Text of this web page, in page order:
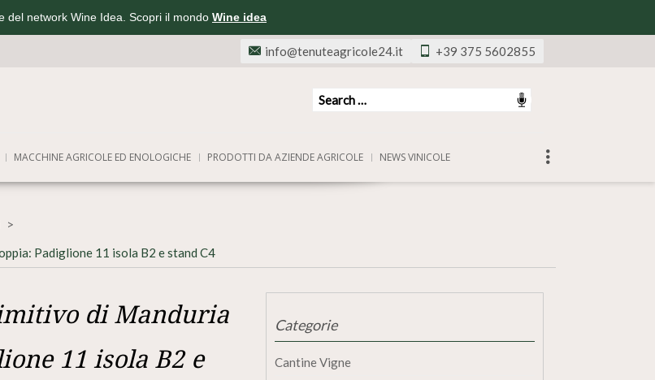
del network Wine Idea. Scopri il mondo Wine idea
+39 375 5602855
info@tenuteagricole24.it
MACCHINE AGRICOLE ED ENOLOGICHE PRODOTTI DA AZIENDE AGRICOLE NEWS VINICOLE
Padiglione 11 isola B2 e stand C4
di Manduria
11 isola B2 e
Categorie
Cantine Vigne